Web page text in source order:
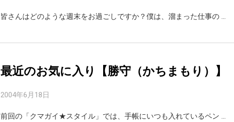
皆さんはどのような週末をお過ごしですか？僕は、溜まった仕事の …
最近のお気に入り【勝守（かちまもり）】
2004年6月18日
前回の「クマガイ★スタイル」では、手帳にいつも入れているペン …